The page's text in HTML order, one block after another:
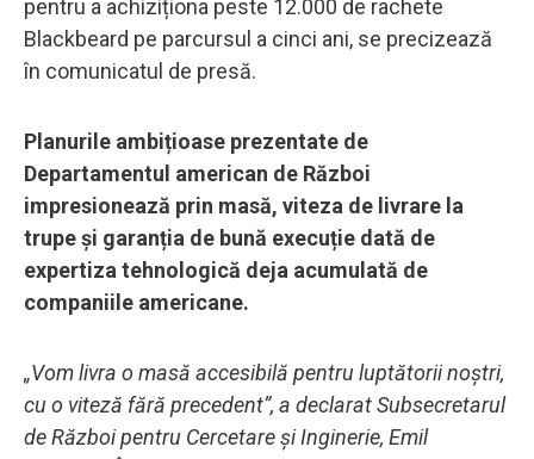
pentru a achiziționa peste 12.000 de rachete
Blackbeard pe parcursul a cinci ani, se precizează
în comunicatul de presă.
Planurile ambițioase prezentate de
Departamentul american de Război
impresionează prin masă, viteza de livrare la
trupe și garanția de bună execuție dată de
expertiza tehnologică deja acumulată de
companiile americane.
„Vom livra o masă accesibilă pentru luptătorii noștri,
cu o viteză fără precedent”, a declarat Subsecretarul
de Război pentru Cercetare și Inginerie, Emil